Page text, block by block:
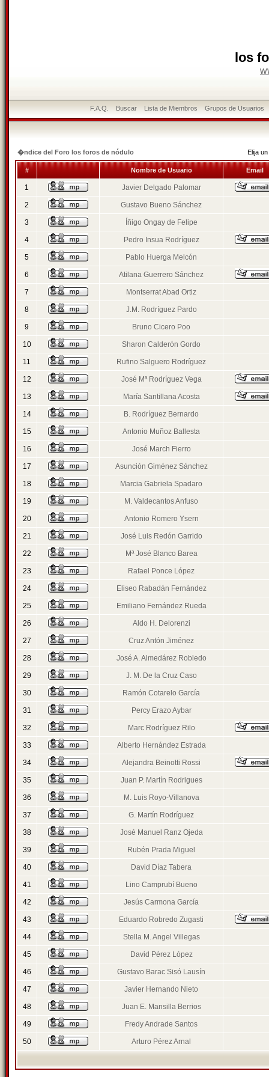
los
F.A.Q. Buscar Lista de Miembros Grupos de Usuarios
�ndice del Foro los foros de nódulo Elija
# Nombre de Usuario Email
1 Javier Delgado Palomar
2 Gustavo Bueno Sánchez
3 Íñigo Ongay de Felipe
4 Pedro Insua Rodríguez
5 Pablo Huerga Melcón
6 Atilana Guerrero Sánchez
7 Montserrat Abad Ortiz
8 J.M. Rodríguez Pardo
9 Bruno Cicero Poo
10 Sharon Calderón Gordo
11 Rufino Salguero Rodríguez
12 José Mª Rodríguez Vega
13 María Santillana Acosta
14 B. Rodríguez Bernardo
15 Antonio Muñoz Ballesta
16 José March Fierro
17 Asunción Giménez Sánchez
18 Marcia Gabriela Spadaro
19 M. Valdecantos Anfuso
20 Antonio Romero Ysern
21 José Luis Redón Garrido
22 Mª José Blanco Barea
23 Rafael Ponce López
24 Eliseo Rabadán Fernández
25 Emiliano Fernández Rueda
26 Aldo H. Delorenzi
27 Cruz Antón Jiménez
28 José A. Almedárez Robledo
29 J. M. De la Cruz Caso
30 Ramón Cotarelo García
31 Percy Erazo Aybar
32 Marc Rodríguez Rilo
33 Alberto Hernández Estrada
34 Alejandra Beinotti Rossi
35 Juan P. Martín Rodrigues
36 M. Luis Royo-Villanova
37 G. Martín Rodríguez
38 José Manuel Ranz Ojeda
39 Rubén Prada Miguel
40 David Díaz Tabera
41 Lino Camprubí Bueno
42 Jesús Carmona García
43 Eduardo Robredo Zugasti
44 Stella M. Angel Villegas
45 David Pérez López
46 Gustavo Barac Sisó Lausín
47 Javier Hernando Nieto
48 Juan E. Mansilla Berrios
49 Fredy Andrade Santos
50 Arturo Pérez Arnal